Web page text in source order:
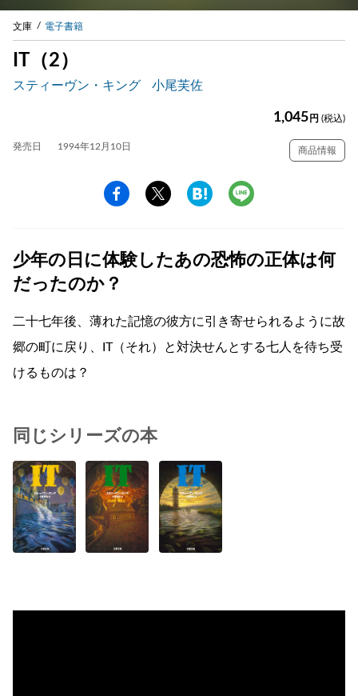
文庫 電子書籍
IT（2）
スティーヴン・キング 小尾芙佐
1,045 円 (税込)
発売日 1994年12月10日 商品情報
少年の日に体験したあの恐怖の正体は何
だったのか？
二十七年後、薄れた記憶の彼方に引き寄せられるように故
郷の町に戻り、IT（それ）と対決せんとする七人を待ち受
けるものは？
同じシリーズの本